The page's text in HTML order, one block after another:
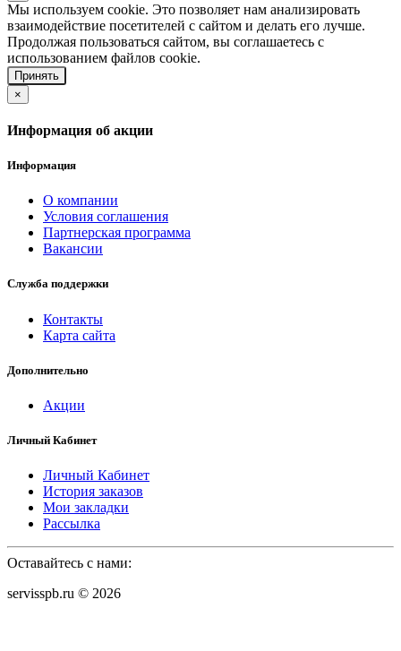
Мы используем cookie. Это позволяет нам анализировать
взаимодействие посетителей с сайтом и делать его лучше.
Продолжая пользоваться сайтом, вы соглашаетесь с
использованием файлов cookie.
Принять
×
Информация об акции
Информация
О компании
Условия соглашения
Партнерская программа
Вакансии
Служба поддержки
Контакты
Карта сайта
Дополнительно
Акции
Личный Кабинет
Личный Кабинет
История заказов
Мои закладки
Рассылка
Оставайтесь с нами:
servisspb.ru © 2026